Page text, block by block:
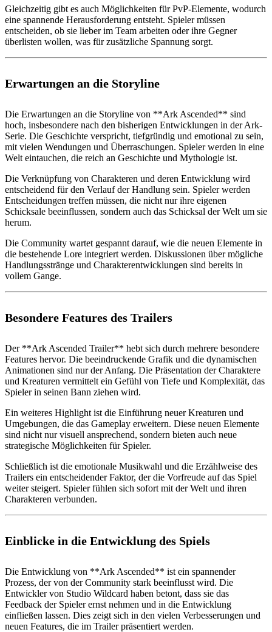
Gleichzeitig gibt es auch Möglichkeiten für PvP-Elemente, wodurch
eine spannende Herausforderung entsteht. Spieler müssen
entscheiden, ob sie lieber im Team arbeiten oder ihre Gegner
überlisten wollen, was für zusätzliche Spannung sorgt.
Erwartungen an die Storyline
Die Erwartungen an die Storyline von **Ark Ascended** sind
hoch, insbesondere nach den bisherigen Entwicklungen in der Ark-
Serie. Die Geschichte verspricht, tiefgründig und emotional zu sein,
mit vielen Wendungen und Überraschungen. Spieler werden in eine
Welt eintauchen, die reich an Geschichte und Mythologie ist.
Die Verknüpfung von Charakteren und deren Entwicklung wird
entscheidend für den Verlauf der Handlung sein. Spieler werden
Entscheidungen treffen müssen, die nicht nur ihre eigenen
Schicksale beeinflussen, sondern auch das Schicksal der Welt um sie
herum.
Die Community wartet gespannt darauf, wie die neuen Elemente in
die bestehende Lore integriert werden. Diskussionen über mögliche
Handlungsstränge und Charakterentwicklungen sind bereits in
vollem Gange.
Besondere Features des Trailers
Der **Ark Ascended Trailer** hebt sich durch mehrere besondere
Features hervor. Die beeindruckende Grafik und die dynamischen
Animationen sind nur der Anfang. Die Präsentation der Charaktere
und Kreaturen vermittelt ein Gefühl von Tiefe und Komplexität, das
Spieler in seinen Bann ziehen wird.
Ein weiteres Highlight ist die Einführung neuer Kreaturen und
Umgebungen, die das Gameplay erweitern. Diese neuen Elemente
sind nicht nur visuell ansprechend, sondern bieten auch neue
strategische Möglichkeiten für Spieler.
Schließlich ist die emotionale Musikwahl und die Erzählweise des
Trailers ein entscheidender Faktor, der die Vorfreude auf das Spiel
weiter steigert. Spieler fühlen sich sofort mit der Welt und ihren
Charakteren verbunden.
Einblicke in die Entwicklung des Spiels
Die Entwicklung von **Ark Ascended** ist ein spannender
Prozess, der von der Community stark beeinflusst wird. Die
Entwickler von Studio Wildcard haben betont, dass sie das
Feedback der Spieler ernst nehmen und in die Entwicklung
einfließen lassen. Dies zeigt sich in den vielen Verbesserungen und
neuen Features, die im Trailer präsentiert werden.